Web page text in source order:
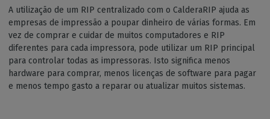
A utilização de um RIP centralizado com o CalderaRIP ajuda as
empresas de impressão a poupar dinheiro de várias formas. Em
vez de comprar e cuidar de muitos computadores e RIP
diferentes para cada impressora, pode utilizar um RIP principal
para controlar todas as impressoras. Isto significa menos
hardware para comprar, menos licenças de software para pagar
e menos tempo gasto a reparar ou atualizar muitos sistemas.